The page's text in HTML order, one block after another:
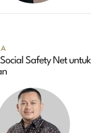
Safety Net untuk